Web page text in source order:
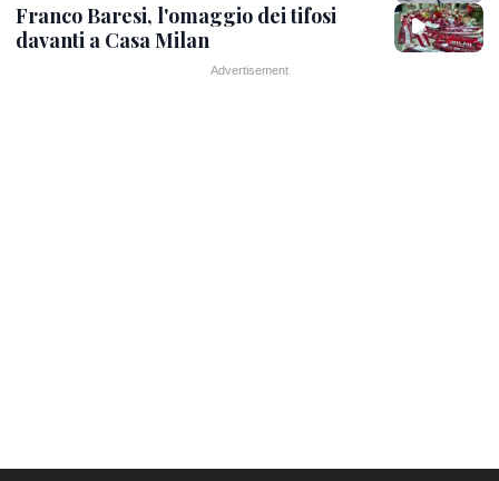
Franco Baresi, l'omaggio dei tifosi
davanti a Casa Milan